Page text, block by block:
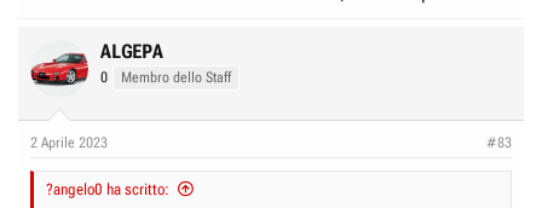
ALGEPA
0 Membro dello Staff
2 Aprile 2023 #83
?angelo0 ha scritto: